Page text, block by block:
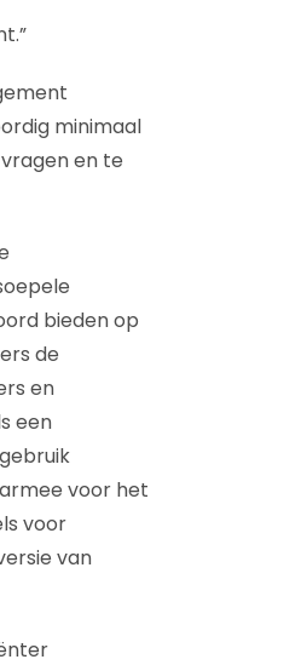
minimaal
en te
bieden op
de
en
een
voor het
voor
van